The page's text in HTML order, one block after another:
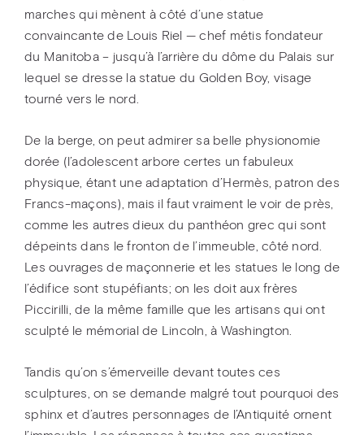
marches qui mènent à côté d’une statue
convaincante de Louis Riel — chef métis fondateur
du Manitoba – jusqu’à l’arrière du dôme du Palais sur
lequel se dresse la statue du Golden Boy, visage
tourné vers le nord.
De la berge, on peut admirer sa belle physionomie
dorée (l’adolescent arbore certes un fabuleux
physique, étant une adaptation d’Hermès, patron des
Francs-maçons), mais il faut vraiment le voir de près,
comme les autres dieux du panthéon grec qui sont
dépeints dans le fronton de l’immeuble, côté nord.
Les ouvrages de maçonnerie et les statues le long de
l’édifice sont stupéfiants; on les doit aux frères
Piccirilli, de la même famille que les artisans qui ont
sculpté le mémorial de Lincoln, à Washington.
Tandis qu’on s’émerveille devant toutes ces
sculptures, on se demande malgré tout pourquoi des
sphinx et d’autres personnages de l’Antiquité ornent